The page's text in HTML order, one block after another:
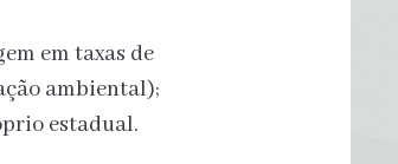
em taxas de
ambiental);
estadual.